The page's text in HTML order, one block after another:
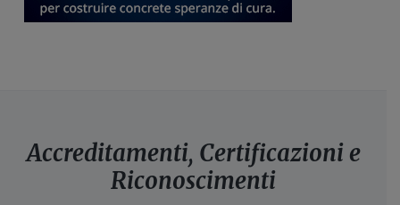
Accreditamenti, Certificazioni e
Riconoscimenti